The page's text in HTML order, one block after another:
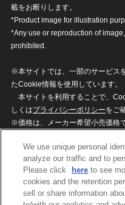
載をお断りします。
*Product image for illustration
*Any use or reproduction of
prohibited.
※本サイトでは、一部のサービス
たCookie情報を使用しています。
本サイトを利用することで、
しくはプライバシーポリシーをご
※価格は、メーカー希望小売価格で
ざいますのでご了承ください。
privacypolicy
We use unique personal
analyze our traffic and to
Please click
here to see
cookies and the retention
sell or share information